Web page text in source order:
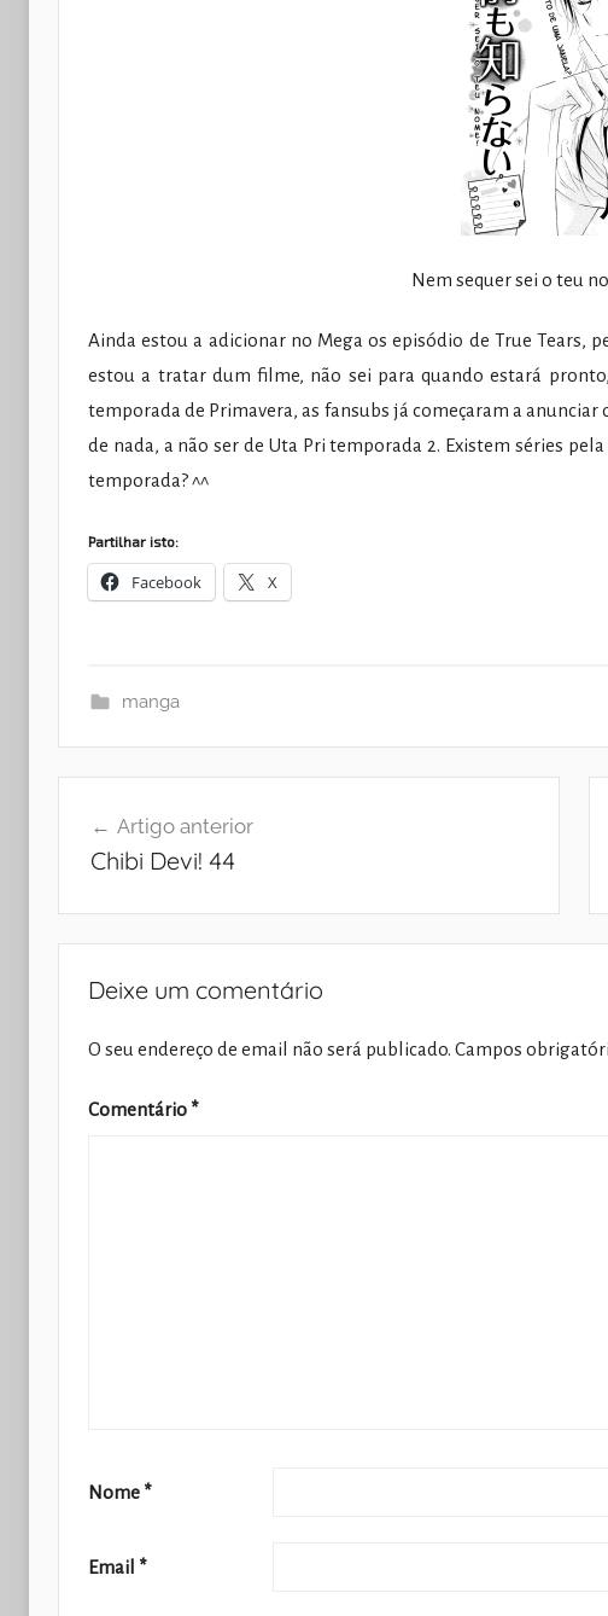
Nem sequer sei o teu
Ainda estou a adicionar no Mega os episódio de True Tears,
estou a tratar dum filme, não sei para quando estará
temporada de Primavera, as fansubs já começaram a
de nada, a não ser de Uta Pri temporada 2. Existem séries
temporada? ^^
Partilhar isto:
Facebook X
manga
artigos
Artigo anterior
Chibi Devi! 44
Deixe um comentário
O seu endereço de email não será publicado. Campos
Comentário *
Nome *
Email *